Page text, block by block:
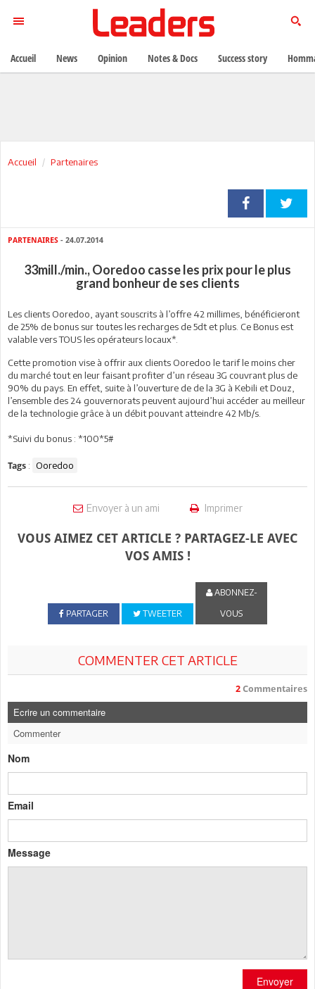
Accueil Partenaires
PARTENAIRES - 24.07.2014
33mill./min., Ooredoo casse les prix pour le plus
grand bonheur de ses clients
Les clients Ooredoo, ayant souscrits à l’offre 42 millimes, bénéficieront
de 25% de bonus sur toutes les recharges de 5dt et plus. Ce Bonus est
valable vers TOUS les opérateurs locaux*.
Cette promotion vise à offrir aux clients Ooredoo le tarif le moins cher
du marché tout en leur faisant profiter d’un réseau 3G couvrant plus de
90% du pays. En effet, suite à l’ouverture de de la 3G à Kebili et Douz,
l’ensemble des 24 gouvernorats peuvent aujourd’hui accéder au meilleur
de la technologie grâce à un débit pouvant atteindre 42 Mb/s.
*Suivi du bonus : *100*5#
Tags : Ooredoo
Envoyer à un ami Imprimer
VOUS AIMEZ CET ARTICLE ? PARTAGEZ-LE AVEC
VOS AMIS !
PARTAGER TWEETER
ABONNEZ-
VOUS
COMMENTER CET ARTICLE
2 Commentaires
Ecrire un commentaire
Commenter
Nom
Email
Message
Envoyer
Accueil News Opinion Notes & Docs Success story